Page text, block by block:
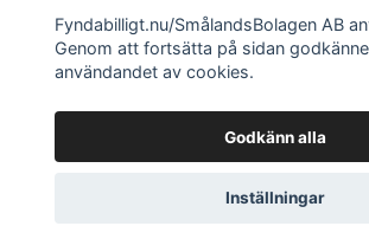
© Copyright 2026 Fyndabilligt.nu/
AB
Fyndabilligt.nu/SmålandsBolagen AB
Genom att fortsätta på sidan
användandet av cookies.
Godkänn alla
Inställningar